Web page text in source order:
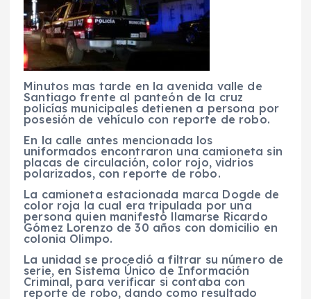
Minutos mas tarde en la avenida valle de
Santiago frente al panteón de la cruz
policías municipales detienen a persona por
posesión de vehículo con reporte de robo.
En la calle antes mencionada los
uniformados encontraron una camioneta sin
placas de circulación, color rojo, vidrios
polarizados, con reporte de robo.
La camioneta estacionada marca Dogde de
color roja la cual era tripulada por una
persona quien manifestó llamarse Ricardo
Gómez Lorenzo de 30 años con domicilio en
colonia Olimpo.
La unidad se procedió a filtrar su número de
serie, en Sistema Único de Información
Criminal, para verificar si contaba con
reporte de robo, dando como resultado